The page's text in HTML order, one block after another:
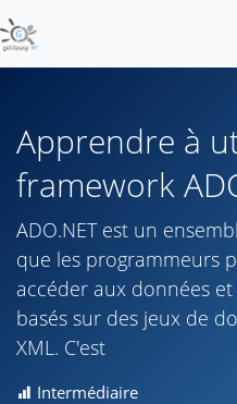
Apprendre à
framework
ADO.NET est un
que les programmeurs
accéder aux données
basés sur des jeux de
XML. C'est
Intermédiaire